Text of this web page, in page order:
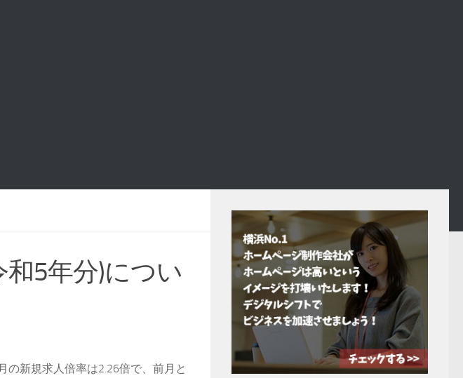
5年分)につい
の新規求人倍率は2.26倍で、前月と